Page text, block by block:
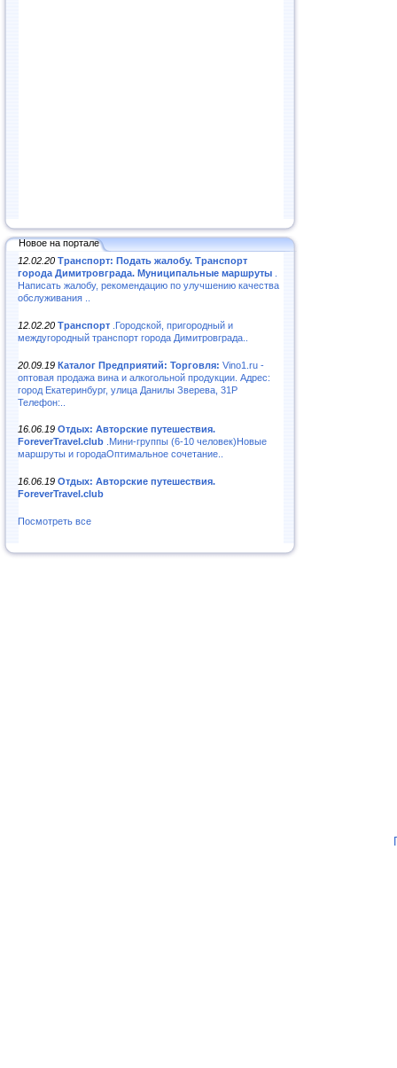
Новое на портале
12.02.20 Транспорт: Подать жалобу. Транспорт
города Димитровграда. Муниципальные маршруты
Написать жалобу, рекомендацию по улучшению качества
обслуживания ..
12.02.20 Транспорт .Городской, пригородный и
междугородный транспорт города Димитровграда..
20.09.19 Каталог Предприятий: Торговля: Vino1.ru -
оптовая продажа вина и алкогольной продукции. Адрес:
город Екатеринбург, улица Данилы Зверева, 31Р
Телефон:..
16.06.19 Отдых: Авторские путешествия.
ForeverTravel.club .Мини-группы (6-10 человек)Новые
маршруты и городаОптимальное сочетание..
16.06.19 Отдых: Авторские путешествия.
ForeverTravel.club
Посмотреть все